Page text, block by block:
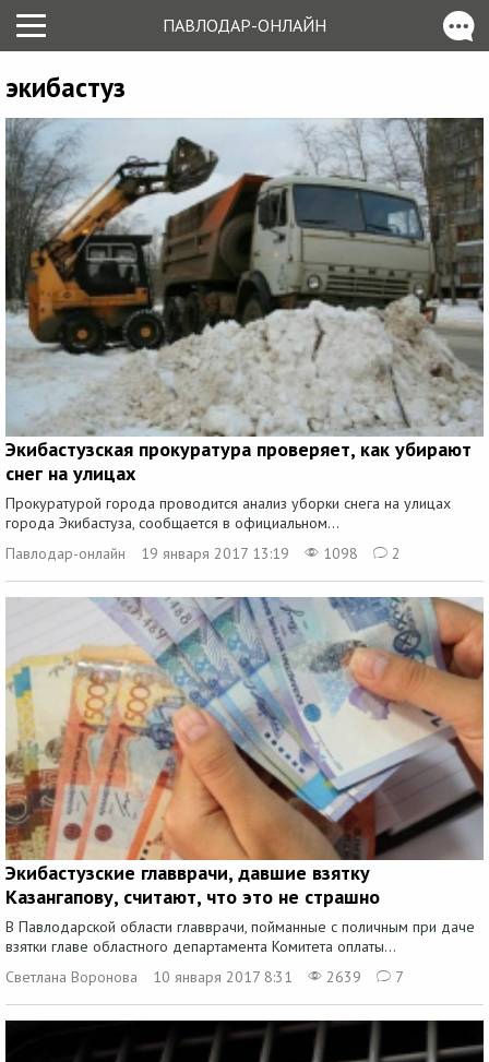
ПАВЛОДАР-ОНЛАЙН
экибастуз
Экибастузская прокуратура проверяет, как убирают
снег на улицах
Прокуратурой города проводится анализ уборки снега на улицах
города Экибастуза, сообщается в официальном...
Павлодар-онлайн
19 января 2017 13:19 1098 2
Экибастузские главврачи, давшие взятку
Казангапову, считают, что это не страшно
В Павлодарской области главврачи, пойманные с поличным при даче
взятки главе областного департамента Комитета оплаты...
Светлана Воронова
10 января 2017 8:31 2639 7